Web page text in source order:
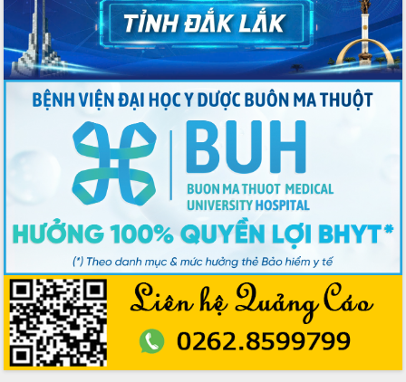
UBND tỉnh Đắk Lắk triển khai công tác
quốc phòng, quân sự địa phương năm
2026
Đắk Lắk tập trung toàn lực khắc phục
tồn tại IUU, sẵn sàng làm việc với
Đoàn thanh tra EC
Chủ tịch UBND tỉnh Tạ Anh Tuấn thăm,
chúc mừng các bệnh viện nhân Ngày
Thầy thuốc Việt Nam
Rộn ràng lễ hội truyền thống Sông
nước Đà Nông lần thứ I năm 2026
Kỳ họp Chuyên đề lần thứ Năm, HĐND
tỉnh Đắk Lắk thông qua các nghị quyết
Thống nhất danh sách giới thiệu ứng
cử đại biểu Quốc hội khoá XVI và đại
biểu HĐND tỉnh Đắk Lắk, nhiệm kỳ
2026-2031
Phát động hai phong trào thi đua quan